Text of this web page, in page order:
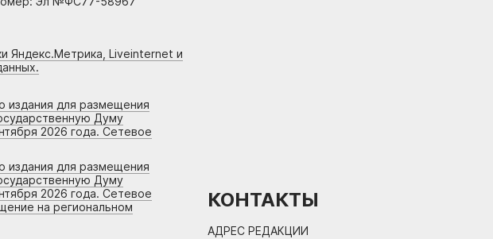
Яндекс.Метрика, Liveinternet и
издания для размещения
Думу
2026 года. Сетевое
издания для размещения
Думу
2026 года. Сетевое
на региональном
КОНТАКТЫ
АДРЕС РЕДАКЦИИ